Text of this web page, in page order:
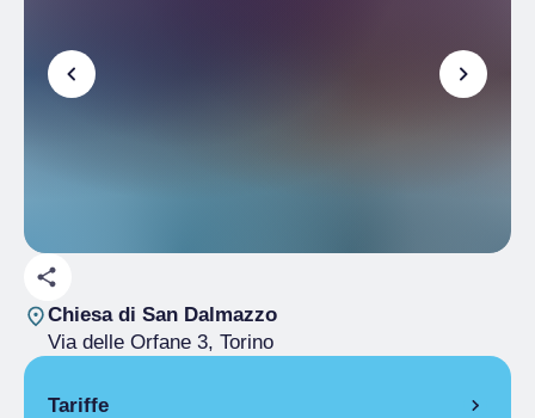
Chiesa di San Dalmazzo
Via delle Orfane 3, Torino
Tariffe